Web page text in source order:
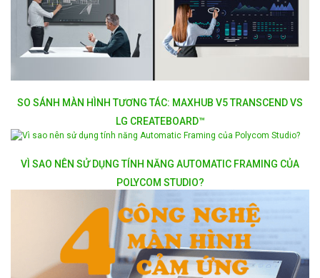
SO SÁNH MÀN HÌNH TƯƠNG TÁC: MAXHUB V5 TRANSCEND VS
LG CREATEBOARD™
VÌ SAO NÊN SỬ DỤNG TÍNH NĂNG AUTOMATIC FRAMING CỦA
POLYCOM STUDIO?